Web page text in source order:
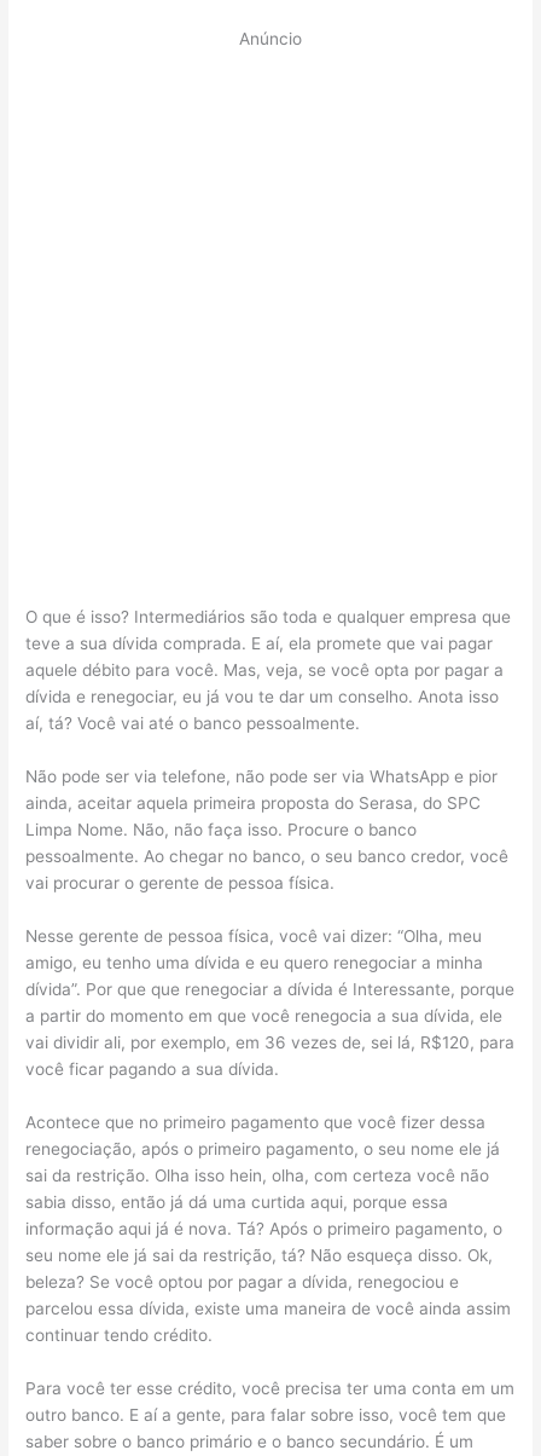
Anúncio
O que é isso? Intermediários são toda e qualquer empresa que
teve a sua dívida comprada. E aí, ela promete que vai pagar
aquele débito para você. Mas, veja, se você opta por pagar a
dívida e renegociar, eu já vou te dar um conselho. Anota isso
aí, tá? Você vai até o banco pessoalmente.
Não pode ser via telefone, não pode ser via WhatsApp e pior
ainda, aceitar aquela primeira proposta do Serasa, do SPC
Limpa Nome. Não, não faça isso. Procure o banco
pessoalmente. Ao chegar no banco, o seu banco credor, você
vai procurar o gerente de pessoa física.
Nesse gerente de pessoa física, você vai dizer: “Olha, meu
amigo, eu tenho uma dívida e eu quero renegociar a minha
dívida”. Por que que renegociar a dívida é Interessante, porque
a partir do momento em que você renegocia a sua dívida, ele
vai dividir ali, por exemplo, em 36 vezes de, sei lá, R$120, para
você ficar pagando a sua dívida.
Acontece que no primeiro pagamento que você fizer dessa
renegociação, após o primeiro pagamento, o seu nome ele já
sai da restrição. Olha isso hein, olha, com certeza você não
sabia disso, então já dá uma curtida aqui, porque essa
informação aqui já é nova. Tá? Após o primeiro pagamento, o
seu nome ele já sai da restrição, tá? Não esqueça disso. Ok,
beleza? Se você optou por pagar a dívida, renegociou e
parcelou essa dívida, existe uma maneira de você ainda assim
continuar tendo crédito.
Para você ter esse crédito, você precisa ter uma conta em um
outro banco. E aí a gente, para falar sobre isso, você tem que
saber sobre o banco primário e o banco secundário. É um